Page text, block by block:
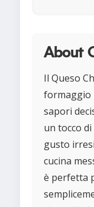
About
Il Queso
formaggio
sapori
un tocco
gusto
cucina
è perfetta